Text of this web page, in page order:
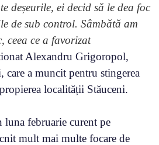
deșeurile, ei decid să le dea foc
de sub control. Sâmbătă am
ceea ce a favorizat
Alexandru Grigoropol,
a muncit pentru stingerea
localității Stăuceni.
februarie curent pe
mult mai multe focare de